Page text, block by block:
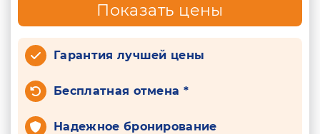
Показать цены
Гарантия лучшей цены
Бесплатная отмена *
Надежное бронирование